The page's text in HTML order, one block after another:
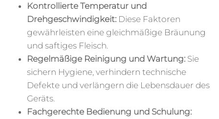
Kontrollierte Temperatur und
Drehgeschwindigkeit: Diese Faktoren
gewährleisten eine gleichmäßige Bräunung
und saftiges Fleisch.
Regelmäßige Reinigung und Wartung: Sie
sichern Hygiene, verhindern technische
Defekte und verlängern die Lebensdauer des
Geräts.
Fachgerechte Bedienung und Schulung: